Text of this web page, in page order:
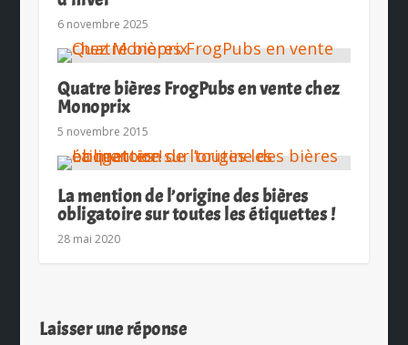
6 novembre 2025
Quatre bières FrogPubs en vente chez
Monoprix
5 novembre 2015
La mention de l’origine des bières
obligatoire sur toutes les étiquettes !
28 mai 2020
Laisser une réponse